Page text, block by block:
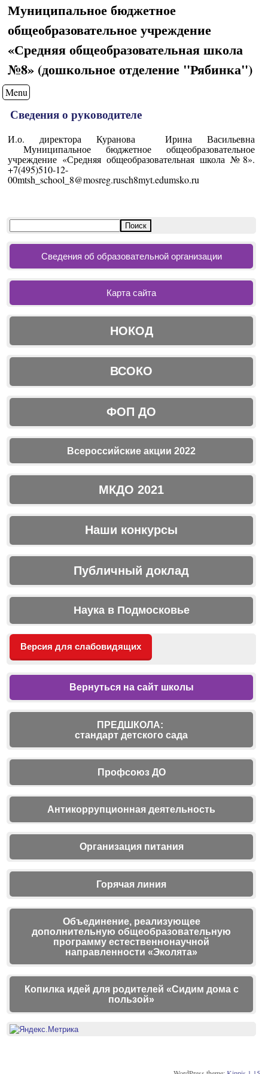
Муниципальное бюджетное
общеобразовательное учреждение
«Средняя общеобразовательная школа
№8» (дошкольное отделение "Рябинка")
Menu
Сведения о руководителе
И.о. директора Куранова Ирина Васильевна
Муниципальное бюджетное общеобразовательное
учреждение «Средняя общеобразовательная школа №8».
+7(495)510-12-
00mtsh_school_8@mosreg.rusch8myt.edumsko.ru
Сведения об образовательной организации
Карта сайта
НОКОД
ВСОКО
ФОП ДО
Всероссийские акции 2022
МКДО 2021
Наши конкурсы
Публичный доклад
Наука в Подмосковье
Версия для слабовидящих
Вернуться на сайт школы
ПРЕДШКОЛА:
стандарт детского сада
Профсоюз ДО
Антикоррупционная деятельность
Организация питания
Горячая линия
Объединение, реализующее
дополнительную общеобразовательную
программу естественнонаучной
направленности «Эколята»
Копилка идей для родителей «Сидим дома с
пользой»